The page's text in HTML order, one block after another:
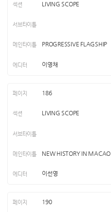
LIVING SCOPE
PROGRESSIVE FLAGSHIP
이영채
186
LIVING SCOPE
NEW HISTORY IN MACAO
이선영
190